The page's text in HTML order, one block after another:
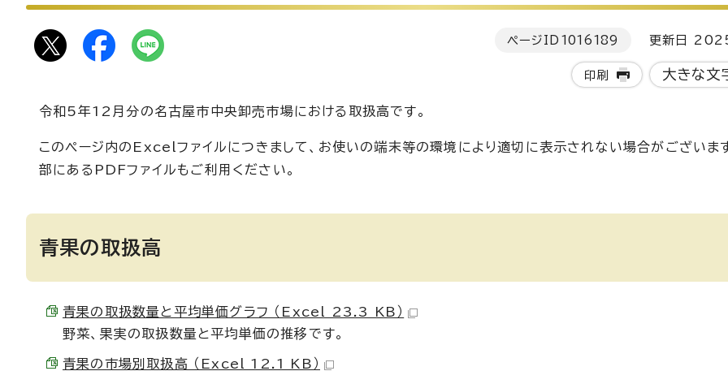
ページID 1016189 更新日
印刷 大きな文
令和5年12月分の名古屋市中央卸売市場における取扱高です。
このページ内のExcelファイルにつきまして、お使いの端末等の環境により適切に表示されない場合がございま
部にあるPDFファイルもご利用ください。
青果の取扱高
青果の取扱数量と平均単価グラフ （Excel 23.3 KB）
野菜、果実の取扱数量と平均単価の推移です。
青果の市場別取扱高 （Excel 12.1 KB）